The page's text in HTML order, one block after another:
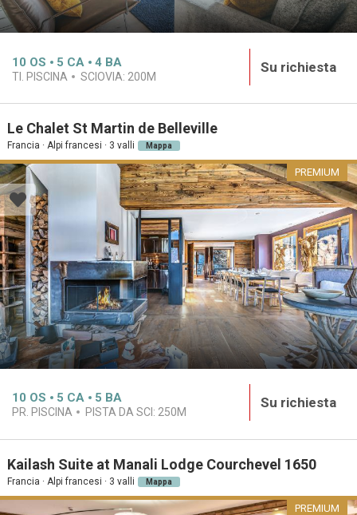
10 OS 5 CA 4 BA
TI. PISCINA SCIOVIA: 200M
Su richiesta
Le Chalet St Martin de Belleville
Francia · Alpi francesi · 3 valli Mappa
PREMIUM
10 OS 5 CA 5 BA
PR. PISCINA PISTA DA SCI: 250M
Su richiesta
Kailash Suite at Manali Lodge Courchevel 1650
Francia · Alpi francesi · 3 valli Mappa
PREMIUM